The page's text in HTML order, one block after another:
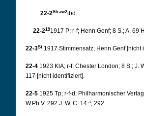
22-2Straw2ibd.
22-2191917 P; r-f; Henn Genf; 8 S.; A. 69
22-3St 1917 Stimmensatz; Henn Genf [nicht
22-4 1923 KlA; r-f; Chester London; 8 S.; J.
117 [nicht identifiziert].
22-5 1925 Tp; r-f-d; Philharmonischer
W.Ph.V. 292 J. W. C. 14 a; 292.